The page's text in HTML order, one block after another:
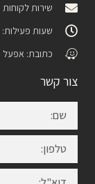
שירות
שעות פעילות: א-ה -
כתובת: אפעל 5, פתח תקווה (חניה חינם ללקוחות)
צור קשר